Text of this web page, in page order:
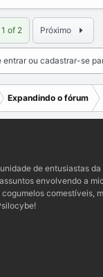
1 of 2 Próximo
entrar ou cadastrar-se
Expandindo o fórum
de entusiastas
envolvendo a
comestíveis,